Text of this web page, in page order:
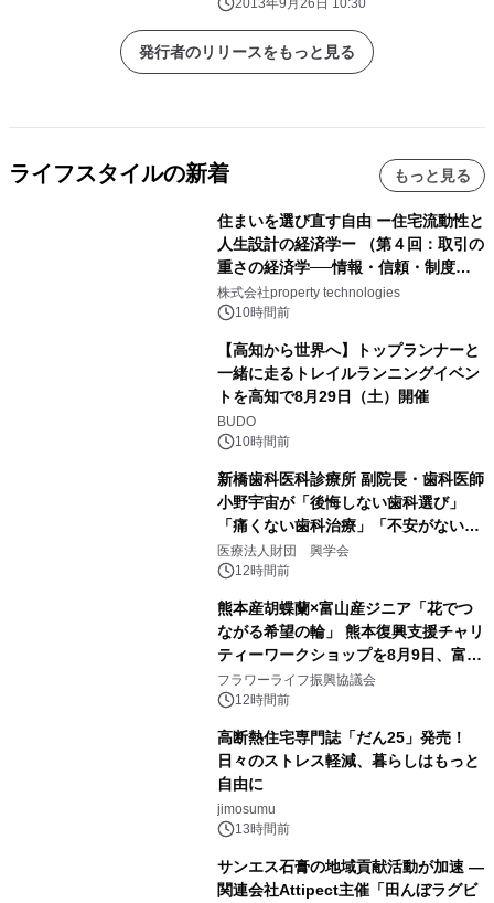
2013年9月26日 10:30
発行者のリリースをもっと見る
ライフスタイルの新着 もっと見る
住まいを選び直す自由 ー住宅流動性と
人生設計の経済学ー （第４回：取引の
重さの経済学──情報・信頼・制度を
PropTechはどう組み替えるか）｜
PropTech-Lab
株式会社property technologies
10時間前
【高知から世界へ】トップランナーと
一緒に走るトレイルランニングイベン
トを高知で8月29日（土）開催
BUDO
10時間前
新橋歯科医科診療所 副院長・歯科医師
小野宇宙が「後悔しない歯科選び」
「痛くない歯科治療」「不安がない治
療計画」をテーマに専門監修
医療法人財団 興学会
12時間前
熊本産胡蝶蘭×富山産ジニア「花でつ
ながる希望の輪」 熊本復興支援チャリ
ティーワークショップを8月9日、富
山・射水で開催
フラワーライフ振興協議会
12時間前
高断熱住宅専門誌「だん25」発売！
日々のストレス軽減、暮らしはもっと
自由に
jimosumu
13時間前
サンエス石膏の地域貢献活動が加速 ―
関連会社Attipect主催「田んぼラグビ